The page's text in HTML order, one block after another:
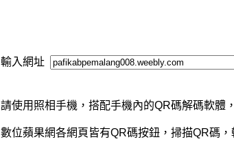
輸入網址
請使用照相手機，搭配手機內的QR碼解碼軟體
數位蘋果網各網頁皆有QR碼按鈕，掃描QR碼